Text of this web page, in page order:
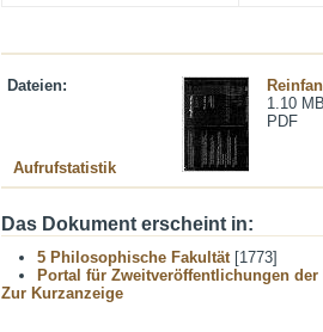
Dateien:
1.10 MB
PDF
Aufrufstatistik
Das Dokument erscheint in:
5 Philosophische Fakultät[1773]
Portal für Zweitveröffentlichungen
Zur Kurzanzeige